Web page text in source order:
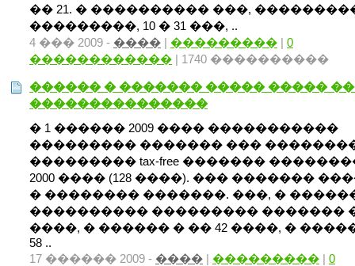
�� 21. � ���������� ���,
���������, 10 � 31 ���, ..
4 ��� 2009 - ���� | ��������� | 0
������������ | 1740 ����������
������ � ������� ����� �����
���������������
� 1 ������ 2009 ���� �����������
��������� ������� ���
��������� tax-free �������
2000 ���� (128 ����). ��� �������
� �������� �������. ���, �
���������� ��������� �������
����, � ������ � �� 42 ����, �
58 ..
17 ������ 2009 - ���� | ��������� | 0